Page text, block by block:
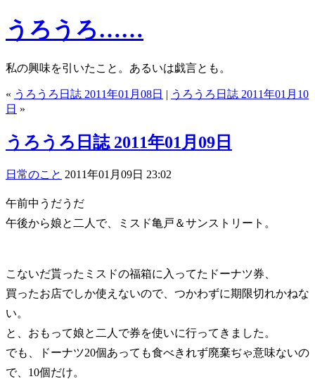
うろうろ……
私の興味を引いたこと。あるいは戯言とも。
« うろうろ日誌 2011年01月08日 | うろうろ日誌 2011年01月10
日 »
うろうろ日誌 2011年01月09日
日常のこと 2011年01月09日 23:02
午前中うだうだ
午後から娘と二人で、ミスド亀戸＆サンストリート。
こないだ貰ったミスドの福箱に入ってたドーナツ券、
買ったお店でしか使えないので、つかわずに期限切れかねな
い。
と、おもって娘と二人で券を使いに行ってきました。
でも、ドーナツ20個あっても食べきれず廃棄ぢゃ意味ないの
で、10個だけ。